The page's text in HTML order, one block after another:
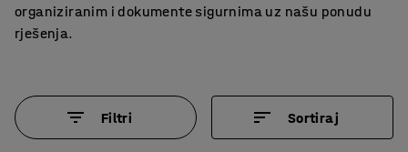
organiziranim i dokumente sigurnima uz našu ponudu
rješenja.
Filtri Sortiraj